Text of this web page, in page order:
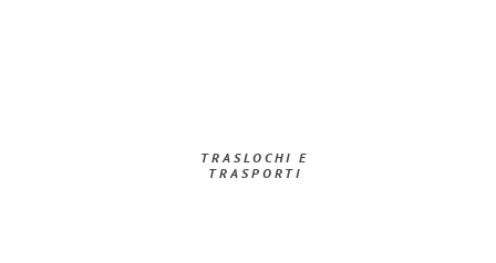
TRASLOCHI E
TRASPORTI​